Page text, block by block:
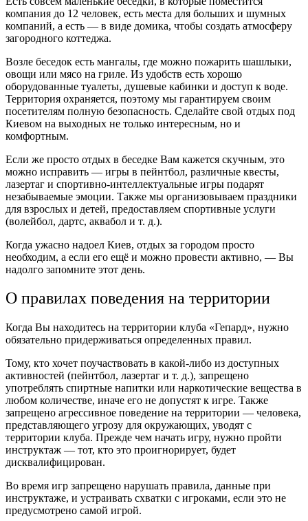
компания до 12 человек, есть места для больших и шумных
компаний, а есть ― в виде домика, чтобы создать атмосферу
загородного коттеджа.
Возле беседок есть мангалы, где можно пожарить шашлыки,
овощи или мясо на гриле. Из удобств есть хорошо
оборудованные туалеты, душевые кабинки и доступ к воде.
Территория охраняется, поэтому мы гарантируем своим
посетителям полную безопасность. Сделайте свой отдых под
Киевом на выходных не только интересным, но и
комфортным.
Если же просто отдых в беседке Вам кажется скучным, это
можно исправить ― игры в пейнтбол, различные квесты,
лазертаг и спортивно-интеллектуальные игры подарят
незабываемые эмоции. Также мы организовываем праздники
для взрослых и детей, предоставляем спортивные услуги
(волейбол, дартс, аквабол и т. д.).
Когда ужасно надоел Киев, отдых за городом просто
необходим, а если его ещё и можно провести активно, ― Вы
надолго запомните этот день.
О правилах поведения на территории
Когда Вы находитесь на территории клуба «Гепард», нужно
обязательно придерживаться определенных правил.
Тому, кто хочет поучаствовать в какой-либо из доступных
активностей (пейнтбол, лазертаг и т. д.), запрещено
употреблять спиртные напитки или наркотические вещества в
любом количестве, иначе его не допустят к игре. Также
запрещено агрессивное поведение на территории ― человека,
представляющего угрозу для окружающих, уводят с
территории клуба. Прежде чем начать игру, нужно пройти
инструктаж ― тот, кто это проигнорирует, будет
дисквалифицирован.
Во время игр запрещено нарушать правила, данные при
инструктаже, и устраивать схватки с игроками, если это не
предусмотрено самой игрой.